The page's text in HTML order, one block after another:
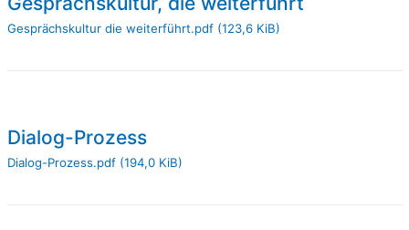
Gesprächskultur die weiterführt.pdf (123,6 KiB)
Dialog-Prozess
Dialog-Prozess.pdf (194,0 KiB)